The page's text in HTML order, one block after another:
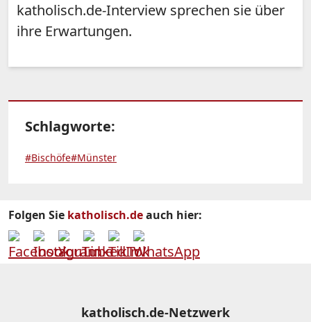
katholisch.de-Interview sprechen sie über
ihre Erwartungen.
Schlagworte:
#Bischöfe#Münster
Folgen Sie katholisch.deauch hier:
katholisch.de-Netzwerk